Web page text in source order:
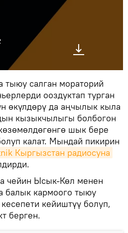
салган мораторий
ооздуктап турган
өкүлдөрү да аңчылык кыла
кызыкчылыгы болбогон
шык бере
калат. Мындай пикирин
Кыргызстан радиосуна
чейин Ысык-Көл менен
кармоого тыюу
кейиштүү болуп,
берген.